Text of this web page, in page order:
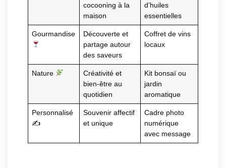
cocooning à la
maison
d’huiles
essentielles
Gourmandise
Découverte et
partage autour
des saveurs
Coffret de vins
locaux
Nature
Créativité et
bien-être au
quotidien
Kit bonsaï ou
jardin
aromatique
Personnalisé
✍️
Souvenir affectif
et unique
Cadre photo
numérique
avec message